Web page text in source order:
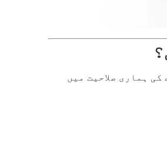
ہماری صلاحیت میں